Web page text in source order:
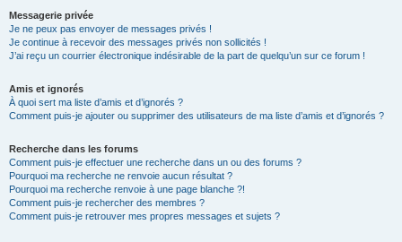
Messagerie privée
Je ne peux pas envoyer de messages privés !
Je continue à recevoir des messages privés non sollicités !
J’ai reçu un courrier électronique indésirable de la part de quelqu’un sur ce forum !
Amis et ignorés
À quoi sert ma liste d’amis et d’ignorés ?
Comment puis-je ajouter ou supprimer des utilisateurs de ma liste d’amis et d’ignorés ?
Recherche dans les forums
Comment puis-je effectuer une recherche dans un ou des forums ?
Pourquoi ma recherche ne renvoie aucun résultat ?
Pourquoi ma recherche renvoie à une page blanche ?!
Comment puis-je rechercher des membres ?
Comment puis-je retrouver mes propres messages et sujets ?